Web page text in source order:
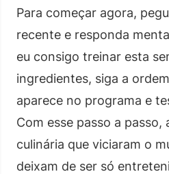
Para começar agora,
recente e responda
eu consigo treinar esta
ingredientes, siga a
aparece no programa e
Com esse passo a passo,
culinária que viciaram o
deixam de ser só